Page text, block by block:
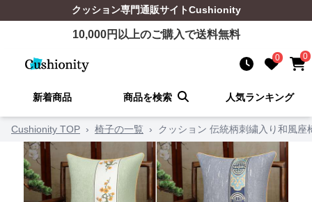
クッション専門通販サイトCushionity
10,000円以上のご購入で送料無料
0 0
新着商品 商品を検索 人気ランキング
Cushionity TOP › 椅子の一覧 › クッション 伝統柄刺繍入り和風座